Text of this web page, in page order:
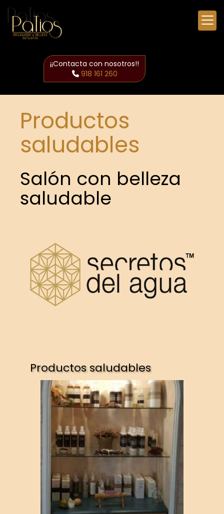
¡¡Contacta con nosotros!!
918 161 260
Productos
saludables
Salón con belleza
saludable
Productos saludables